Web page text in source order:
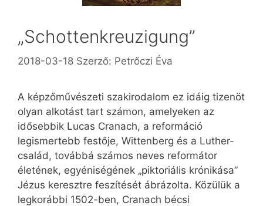
„Schottenkreuzigung”
2018-03-18 Szerző: Petrőczi Éva
A képzőművészeti szakirodalom ez idáig tizenöt
olyan alkotást tart számon, amelyeken az
idősebbik Lucas Cranach, a reformáció
legismertebb festője, Wittenberg és a Luther-
család, továbbá számos neves reformátor
életének, egyéniségének „pikto­ri­ális krónikása”
Jézus keresztre feszítését ábrázolta. Közülük a
legkorábbi 1502-ben, Cranach bécsi